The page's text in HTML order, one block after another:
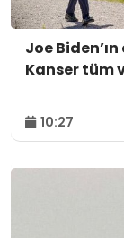
Joe
Kanser tüm
10:27